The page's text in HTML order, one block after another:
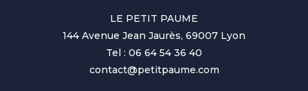
LE PETIT PAUME
144 Avenue Jean Jaurès, 69007 Lyon
Tel : 06 64 54 36 40
contact@petitpaume.com